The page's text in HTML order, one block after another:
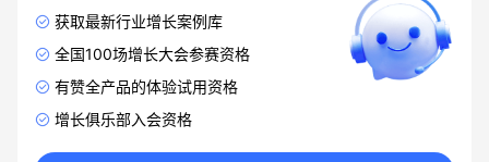
获取最新行业增长案例库
全国100场增长大会参赛资格
有赞全产品的体验试用资格
增长俱乐部入会资格